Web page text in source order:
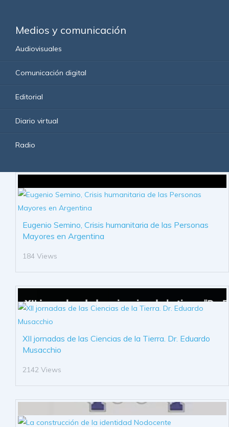
Medios y comunicación
Audiovisuales
Comunicación digital
Editorial
Diario virtual
Radio
Eugenio Semino, Crisis humanitaria de las Personas
Mayores en Argentina
184 Views
XII jornadas de las Ciencias de la Tierra. Dr. Eduardo
Musacchio
2142 Views